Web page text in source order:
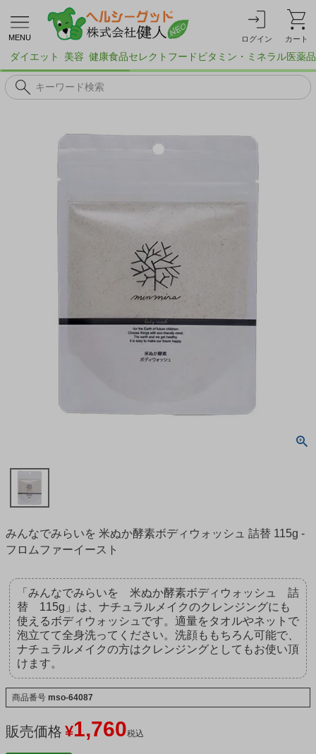
MENU ログイン カート
ダイエット 美容 健康食品セレクトフード ビタミン・ミネラル医薬品
みんなでみらいを 米ぬか酵素ボディウォッシュ 詰替 115g -
フロムファーイースト
「みんなでみらいを 米ぬか酵素ボディウォッシュ 詰
替 115g」は、ナチュラルメイクのクレンジングにも
使えるボディウォッシュです。適量をタオルやネットで
泡立てて全身洗ってください。洗顔ももちろん可能で、
ナチュラルメイクの方はクレンジングとしてもお使い頂
けます。
商品番号 mso-64087
販売価格 ¥1,760税込